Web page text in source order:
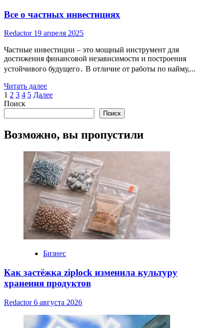
Все о частных инвестициях
Redactor 19 апреля 2025
Частные инвестиции – это мощный инструмент для
достижения финансовой независимости и построения
устойчивого будущего․ В отличие от работы по найму,...
Читать далееRead
more
о
инвестициях
Пагинация
записей
1 2 3 4 5 Далее
Поиск
Поиск
Возможно, вы пропустили
Бизнес
Как застёжка ziplock изменила культуру
хранения продуктов
Redactor6 августа 2026